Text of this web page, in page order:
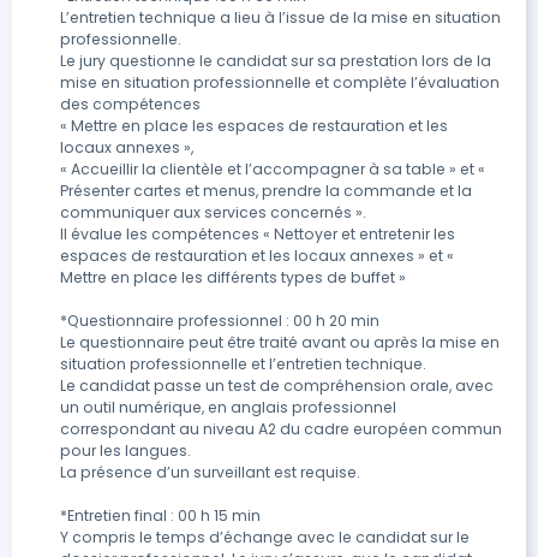
L’entretien technique a lieu à l’issue de la mise en situation
professionnelle.
Le jury questionne le candidat sur sa prestation lors de la
mise en situation professionnelle et complète l’évaluation
des compétences
« Mettre en place les espaces de restauration et les
locaux annexes »,
« Accueillir la clientèle et l’accompagner à sa table » et «
Présenter cartes et menus, prendre la commande et la
communiquer aux services concernés ».
Il évalue les compétences « Nettoyer et entretenir les
espaces de restauration et les locaux annexes » et «
Mettre en place les différents types de buffet »
*Questionnaire professionnel : 00 h 20 min
Le questionnaire peut être traité avant ou après la mise en
situation professionnelle et l’entretien technique.
Le candidat passe un test de compréhension orale, avec
un outil numérique, en anglais professionnel
correspondant au niveau A2 du cadre européen commun
pour les langues.
La présence d’un surveillant est requise.
*Entretien final : 00 h 15 min
Y compris le temps d’échange avec le candidat sur le